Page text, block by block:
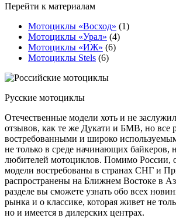
Перейти к материалам
Мотоциклы «Восход» (1)
Мотоциклы «Урал» (4)
Мотоциклы «ИЖ» (6)
Мотоциклы Stels (6)
Русские мотоциклы
Отечественные модели хоть и не
отзывов, как те же Дукати и БМВ, но все
востребованными и широко
не только в среде начинающих байкеров,
любителей мотоциклов. Помимо России,
модели востребованы в странах СНГ и
распространены на Ближнем Востоке в
разделе вы сможете узнать обо всех
рынка и о классике, которая живет не
но и имеется в дилерских центрах.